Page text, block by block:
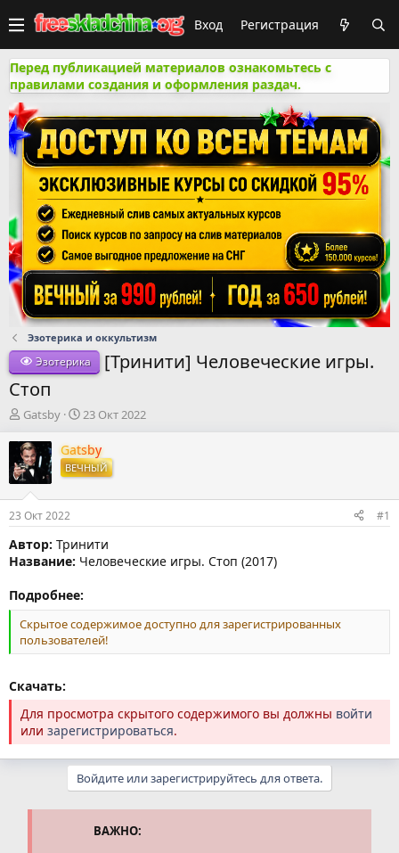
Вход Регистрация
Перед публикацией материалов ознакомьтесь с
правилами создания и оформления раздач.
Эзотерика и оккультизм
Эзотерика
[Тринити] Человеческие игры.
Стоп
А
т
о
р
т
е
м
ы
Gatsby
Д
т
а
н
а
л
а
23 Окт 2022
Gatsby
ВЕЧНЫЙ
23 Окт 2022 #1
Автор: Тринити
Название: Человеческие игры. Стоп (2017)
Подробнее:
Скрытое содержимое доступно для зарегистрированных
пользователей!
Скачать:
Для просмотра скрытого содержимого вы должны войти
или зарегистрироваться.
Войдите или зарегистрируйтесь для ответа.
ВАЖНО: